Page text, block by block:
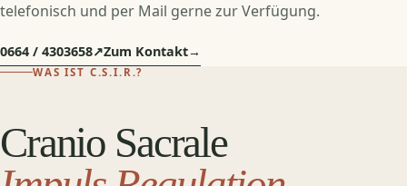
telefonisch und per Mail gerne zur Verfügung.
0664 / 4303658↗Zum Kontakt→
WAS IST C.S.I.R.?
Cranio Sacrale